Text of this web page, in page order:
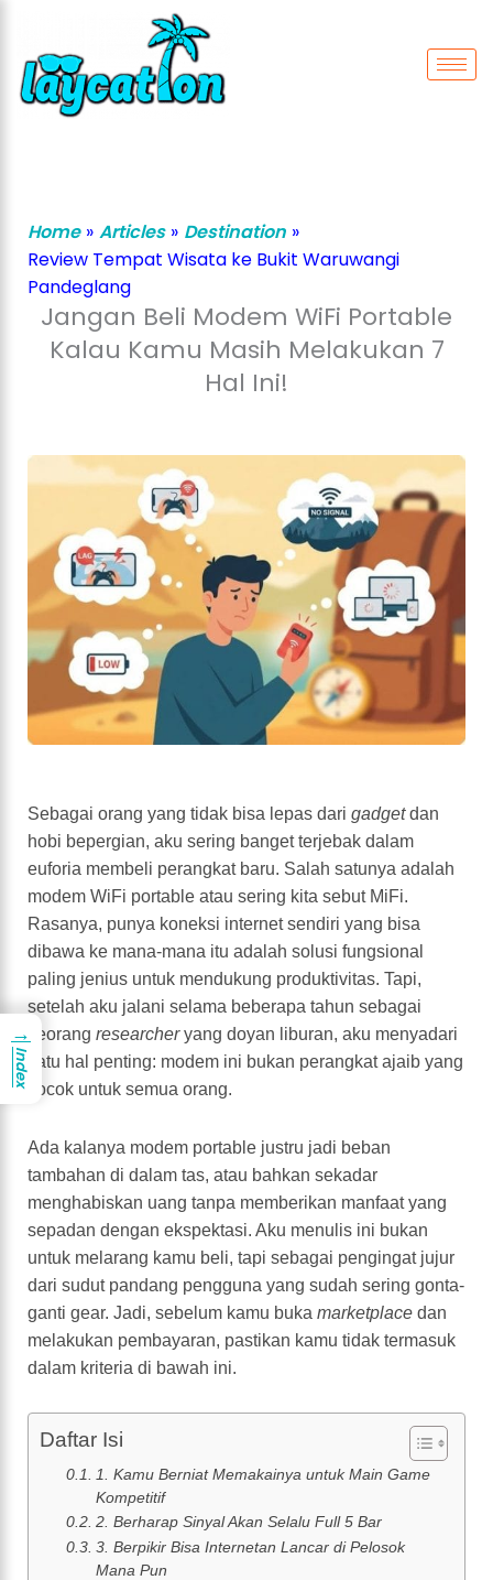
konten
Home » Articles » Destination »
Review Tempat Wisata ke Bukit Waruwangi
Pandeglang
Jangan Beli Modem WiFi Portable
Kalau Kamu Masih Melakukan 7
Hal Ini!
Sebagai orang yang tidak bisa lepas dari gadgetdan
hobi bepergian, aku sering banget terjebak dalam
euforia membeli perangkat baru. Salah satunya adalah
modem WiFi portable atau sering kita sebut MiFi.
Rasanya, punya koneksi internet sendiri yang bisa
dibawa ke mana-mana itu adalah solusi fungsional
paling jenius untuk mendukung produktivitas. Tapi,
setelah aku jalani selama beberapa tahun sebagai
seorang researcheryang doyan liburan, aku menyadari
satu hal penting: modem ini bukan perangkat ajaib yang
cocok untuk semua orang.
Ada kalanya modem portable justru jadi beban
tambahan di dalam tas, atau bahkan sekadar
menghabiskan uang tanpa memberikan manfaat yang
sepadan dengan ekspektasi. Aku menulis ini bukan
untuk melarang kamu beli, tapi sebagai pengingat jujur
dari sudut pandang pengguna yang sudah sering gonta-
ganti gear. Jadi, sebelum kamu buka marketplace dan
melakukan pembayaran, pastikan kamu tidak termasuk
dalam kriteria di bawah ini.
Daftar Isi
1. Kamu Berniat Memakainya untuk Main Game
Kompetitif
2. Berharap Sinyal Akan Selalu Full 5 Bar
3. Berpikir Bisa Internetan Lancar di Pelosok
Mana Pun
→
Index